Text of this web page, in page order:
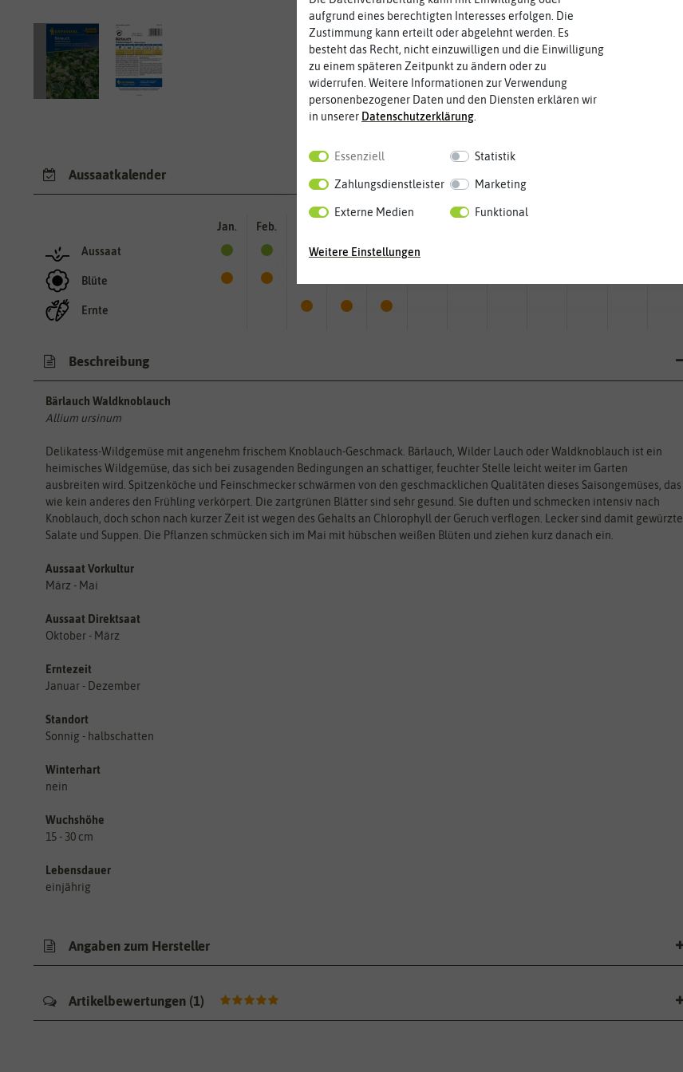
Blütenfarbe
weiß
Wie ist die Blüte eingefärbt? Kann
auch mehrfarbig sein.
Aussaatkalender
Aussaat
Blüte
Ernte
Jan. Feb.
Beschreibung
Bärlauch Waldknoblauch
Allium ursinum
Delikatess-Wildgemüse mit angenehm frischem Knoblauch-Geschmack. Bärlauch, Wilder Lauch oder Waldknoblauch ist ein
heimisches Wildgemüse, das sich bei zusagenden Bedingungen an schattiger, feuchter Stelle leicht weiter im Garten
ausbreiten wird. Spitzenköche und Feinschmecker schwärmen von den geschmacklichen Qualitäten dieses Saisongemüses, das
wie kein anderes den Frühling verkörpert. Die zartgrünen Blätter sind sehr gesund. Sie duften und schmecken intensiv nach
Knoblauch, doch schon nach kurzer Zeit ist wegen des Gehalts an Chlorophyll der Geruch verflogen. Lecker sind damit gewürzte
Salate und Suppen. Die Pflanzen schmücken sich im Mai mit hübschen weißen Blüten und ziehen kurz danach ein.
Aussaat Vorkultur
März - Mai
Aussaat Direktsaat
Oktober - März
Erntezeit
Januar - Dezember
Standort
Sonnig - halbschatten
Winterhart
nein
Wuchshöhe
15 - 30 cm
Lebensdauer
einjährig
Angaben zum Hersteller
Artikelbewertungen (1)
aufgrund eines berechtigten Interesses erfolgen. Die
Zustimmung kann erteilt oder abgelehnt werden. Es
besteht das Recht, nicht einzuwilligen und die Einwilligung
zu einem späteren Zeitpunkt zu ändern oder zu
widerrufen. Weitere Informationen zur Verwendung
personenbezogener Daten und den Diensten erklären wir
in unserer Daten­schutz­erklärung
Essenziell Statistik
Zahlungsdienstleister Marketing
Externe Medien Funktional
Weitere Einstellungen